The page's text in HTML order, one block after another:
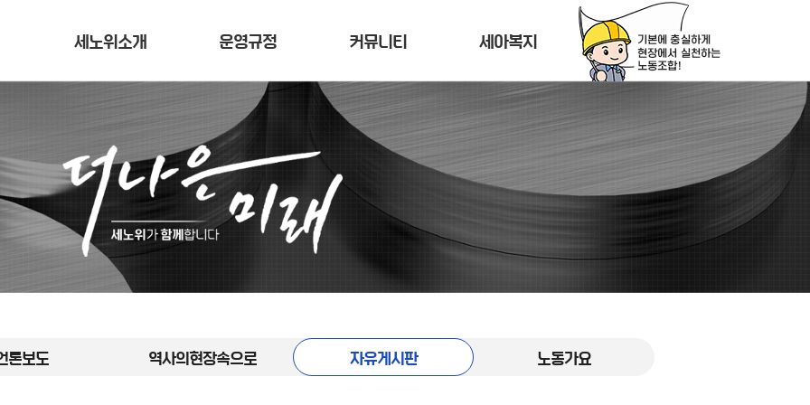
세노위소개 운영규정 커뮤니티 세아복지
론보도 역사의현장속으로 자유게시판 노동가요